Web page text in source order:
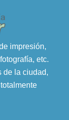
impresión,
etc.
de la ciudad,